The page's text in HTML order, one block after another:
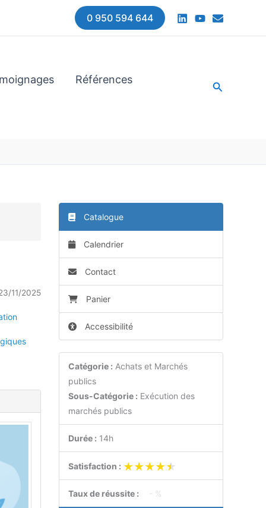
0 950 594 644
Références
11/2025
Catalogue
Calendrier
Contact
Panier
Accessibilité
Catégorie : Achats et Marchés
publics
Sous-Catégorie : Exécution des
marchés publics
Durée : 14h
Satisfaction : ★★★★★
★★★★★
Taux de réussite : - %